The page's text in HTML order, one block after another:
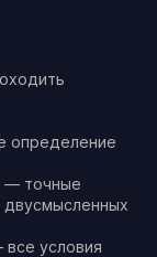
определение
— точные
двусмысленных
условия